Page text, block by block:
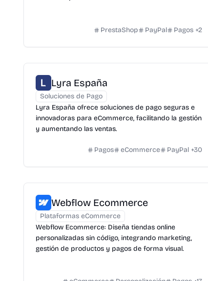
PrestaShop PayPal Pagos +2
Lyra España
Soluciones de Pago
Lyra España ofrece soluciones de pago seguras e
innovadoras para eCommerce, facilitando la gestión
y aumentando las ventas.
Pagos eCommerce PayPal +30
Webflow Ecommerce
Plataformas eCommerce
Webflow Ecommerce: Diseña tiendas online
personalizadas sin código, integrando marketing,
gestión de productos y pagos de forma visual.